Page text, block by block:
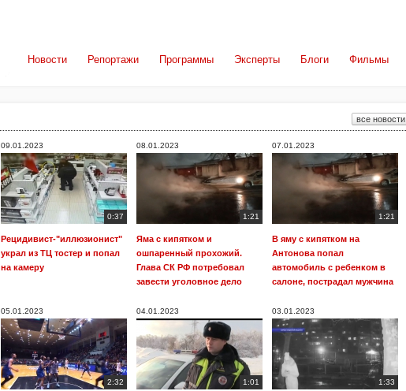
Новости Репортажи Программы Эксперты Блоги Фильмы
все новости
09.01.2023
0:37
Рецидивист-"иллюзионист"
украл из ТЦ тостер и попал
на камеру
08.01.2023
1:21
Яма с кипятком и
ошпаренный прохожий.
Глава СК РФ потребовал
завести уголовное дело
07.01.2023
1:21
В яму с кипятком на
Антонова попал
автомобиль с ребенком в
салоне, пострадал мужчина
05.01.2023
2:32
04.01.2023
1:01
03.01.2023
1:33